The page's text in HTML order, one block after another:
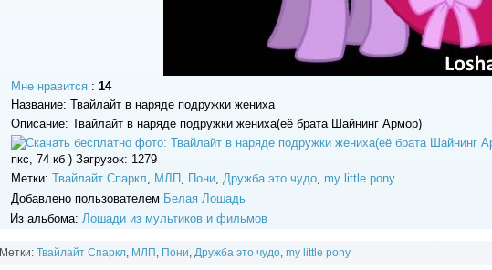
Мне нравится: 14
Название: Твайлайт в наряде подружки жениха
Описание: Твайлайт в наряде подружки жениха(её брата Шайнинг Армор)
пкс, 74 кб ) Загрузок: 1279
Метки: Твайлайт Спаркл, МЛП , Пони, Дружба это чудо, my little pony
Добавлено пользователем Белая Лошадь
Из альбома: Лошади из мультиков и фильмов
Метки: Твайлайт Спаркл, МЛП Пони Дружба это чудо, my little pony